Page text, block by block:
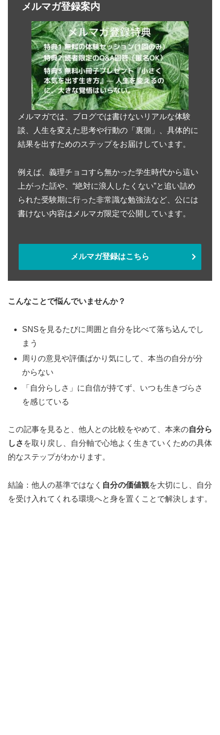
メルマガ登録案内
メルマガでは、ブログでは書けないリアルな体験
談、人生を変えた思考や行動の「裏側」、具体的に
結果を出すためのステップをお届けしています。
例えば、義理チョコすら無かった学生時代から這い
上がった話や、“絶対に浪人したくない”と追い詰め
られた受験期に行った非常識な勉強法など、公には
書けない内容はメルマガ限定で公開しています。
メルマガ登録はこちら
こんなことで悩んでいませんか？
SNSを見るたびに周囲と自分を比べて落ち込んでし
まう
周りの意見や評価ばかり気にして、本当の自分が分
からない
「自分らしさ」に自信が持てず、いつも生きづらさ
を感じている
この記事を見ると、他人との比較をやめて、本来の自分ら
しさ を取り戻し、自分軸で心地よく生きていくための具体
的なステップがわかります。
結論：他人の基準ではなく 自分の価値観を大切にし、自分
を受け入れてくれる環境へと身を置くことで解決します。